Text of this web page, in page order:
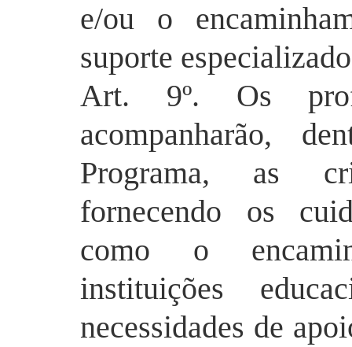
e/ou o
suporte
Art. 9º. Os
acompanharão,
Programa, as
fornecendo os
como o
instituições
necessidades de